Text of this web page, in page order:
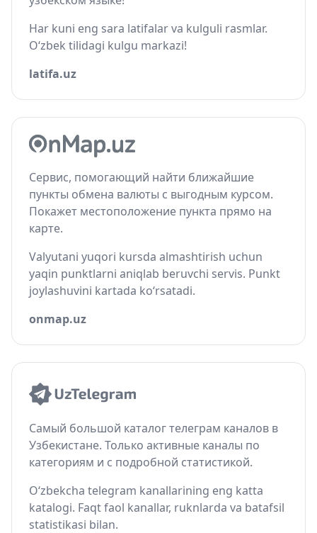
Har kuni eng sara latifalar va kulguli rasmlar.
O‘zbek tilidagi kulgu markazi!
latifa.uz
Сервис, помогающий найти ближайшие
пункты обмена валюты с выгодным курсом.
Покажет местоположение пункта прямо на
карте.
Valyutani yuqori kursda almashtirish uchun
yaqin punktlarni aniqlab beruvchi servis. Punkt
joylashuvini kartada ko‘rsatadi.
onmap.uz
Самый большой каталог телеграм каналов в
Узбекистане. Только активные каналы по
категориям и с подробной статистикой.
O‘zbekcha telegram kanallarining eng katta
katalogi. Faqt faol kanallar, ruknlarda va batafsil
statistikasi bilan.